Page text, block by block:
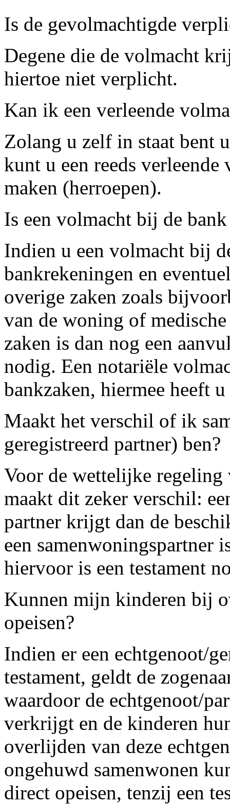
Is de gevolmachtigde
Degene die de volmacht
hiertoe niet verplicht.
Kan ik een verleende
Zolang u zelf in staat bent
kunt u een reeds
maken (herroepen).
Is een volmacht bij de
Indien u een volmacht bij
bankrekeningen en
overige zaken zoals
van de woning of
zaken is dan nog een
nodig. Een notariële
bankzaken, hiermee heeft
Maakt het verschil of ik
geregistreerd partner) ben?
Voor de wettelijke regeling
maakt dit zeker verschil:
partner krijgt dan de
een samenwoningspartner
hiervoor is een testament
Kunnen mijn kinderen bij
opeisen?
Indien er een echtgenoot/
testament, geldt de
waardoor de echtgenoot/
verkrijgt en de kinderen
overlijden van deze
ongehuwd samenwonen
direct opeisen, tenzij een